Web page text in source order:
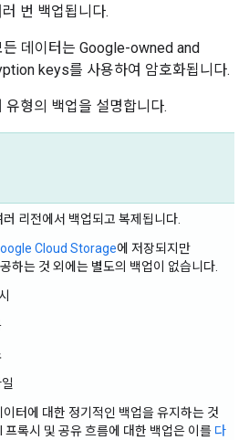
번 백업됩니다.
데이터는 Google-owned and
keys를 사용하여 암호화됩니다.
형의 백업을 설명합니다.
리전에서 백업되고 복제됩니다.
Cloud Storage에 저장되지만
하는 것 외에는 별도의 백업이 없습니다.
터에 대한 정기적인 백업을 유지하는 것
프록시 및 공유 흐름에 대한 백업은 이를 다